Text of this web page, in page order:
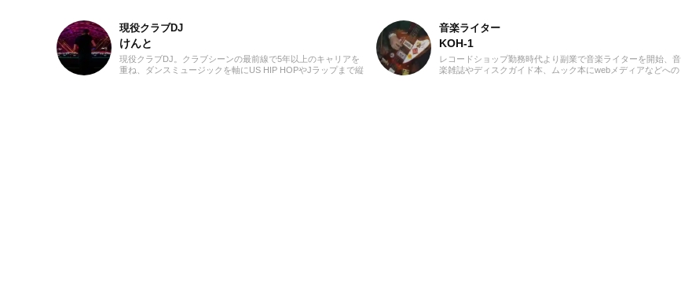
現役クラブDJ
けんと
現役クラブDJ。クラブシーンの最前線で5年以上のキャリアを
重ね、ダンスミュージックを軸にUS HIP HOPやJラップまで縦
音楽ライター
KOH-1
レコードショップ勤務時代より副業で音楽ライターを開始、音
楽雑誌やディスクガイド本、ムック本にwebメディアなどへの